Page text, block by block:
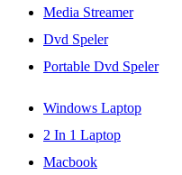
Media Streamer
Dvd Speler
Portable Dvd Speler
Windows Laptop
2 In 1 Laptop
Macbook